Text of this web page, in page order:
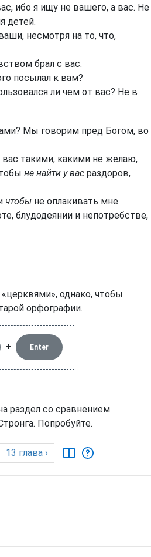
ибо я ищу не вашего, а вас. Не
детей.
несмотря на то, что,
брал с вас.
посылал к вам?
ли чем от вас? Не в
Мы говорим пред Богом, во
такими, какими не желаю,
не найти у вас раздоров,
чтобы не оплакивать мне
блудодеянии и непотребстве,
однако, чтобы
орфографии.
+ Enter
раздел со сравнением
Попробуйте.
13 глава ›